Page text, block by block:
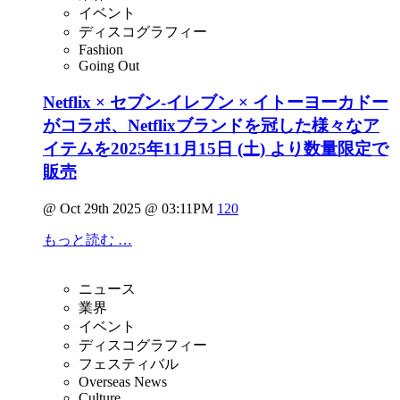
イベント
ディスコグラフィー
Fashion
Going Out
Netflix × セブン‐イレブン × イトーヨーカドー
がコラボ、Netflixブランドを冠した様々なア
イテムを2025年11月15日 (土) より数量限定で
販売
@ Oct 29th 2025 @ 03:11PM 120
もっと読む …
ニュース
業界
イベント
ディスコグラフィー
フェスティバル
Overseas News